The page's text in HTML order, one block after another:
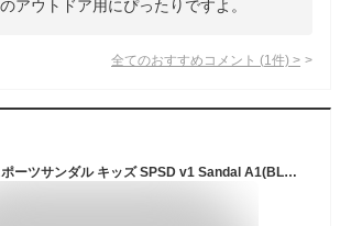
アウトドア用にぴったりですよ。
全てのおすすめコメント (1 件) >
[ニューバランス] スポーツサンダル キッズ SPSD v1 Sandal A1(BLACK) 19.0 cm M